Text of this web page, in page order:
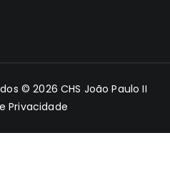
© 2026CHS João Paulo II
Privacidade